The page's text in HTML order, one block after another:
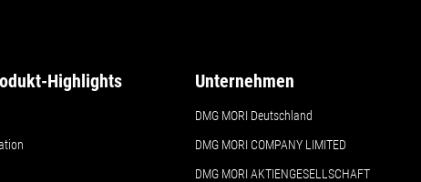
Highlights Unternehmen
DMG MORI Deutschland
DMG MORI COMPANY LIMITED
DMG MORI AKTIENGESELLSCHAFT